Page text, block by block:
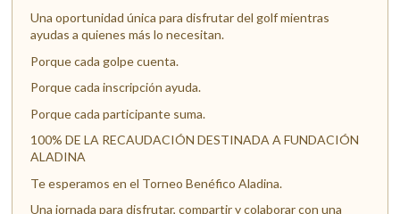
Una oportunidad única para disfrutar del golf mientras
ayudas a quienes más lo necesitan.
Porque cada golpe cuenta.
Porque cada inscripción ayuda.
Porque cada participante suma.
100% DE LA RECAUDACIÓN DESTINADA A FUNDACIÓN
ALADINA
Te esperamos en el Torneo Benéfico Aladina.
Una jornada para disfrutar, compartir y colaborar con una